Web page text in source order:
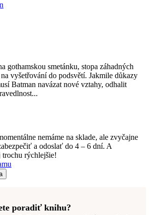
gothamskou smetánku, stopa záhadných
vyšetřování do podsvětí. Jakmile důkazy
Batman navázat nové vztahy, odhalit
nemáme na sklade, ale zvyčajne
a odoslať do 4 – 6 dní. A
trochu rýchlejšie!
poradiť knihu?